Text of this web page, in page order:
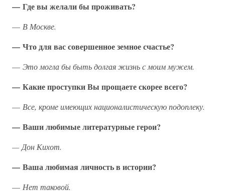
— Где вы желали бы проживать?
— В Москве.
— Что для вас совершенное земное счастье?
— Это могла бы быть долгая жизнь с моим мужем.
— Какие проступки Вы прощаете скорее всего?
— Все, кроме имеющих националистическую подоплеку.
— Ваши любимые литературные герои?
— Дон Кихот.
— Ваша любимая личность в истории?
— Нет таковой.